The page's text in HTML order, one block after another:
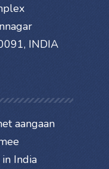
INDIA
aangaan
India